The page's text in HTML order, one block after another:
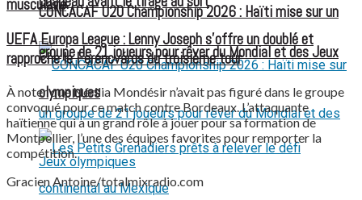
CONCACAF U20 Championship 2026 : Haïti mise sur un
groupe de 21 joueurs pour rêver du Mondial et des Jeux
olympiques
musculaire
UEFA Europa League : Lenny Joseph s’offre un doublé et
rapproche le Ferencváros du troisième tour
À noter que Nérilia Mondésir n’avait pas figuré dans le groupe
convoqué pour ce match contre Bordeaux. L’attaquante
haïtienne qui a un grand rôle à jouer pour sa formation de
Montpellier, l’une des équipes favorites pour remporter la
compétition.
Gracien Antoine/totalmixradio.com